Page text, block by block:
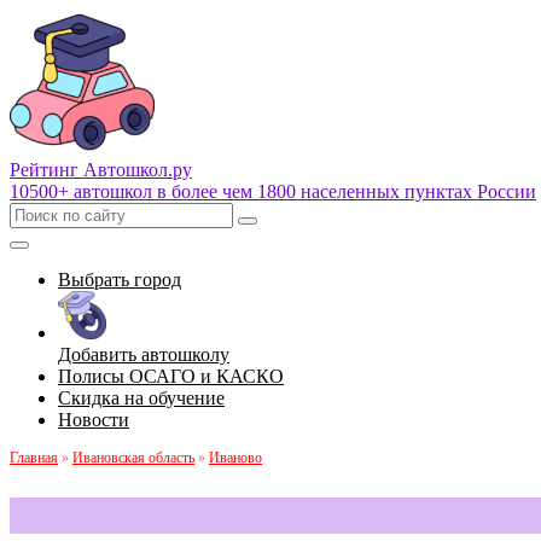
Рейтинг Автошкол.ру
10500+ автошкол в более чем 1800 населенных пунктах России
Выбрать город
Добавить автошколу
Полисы ОСАГО и КАСКО
Скидка на обучение
Новости
Главная » Ивановская область » Иваново